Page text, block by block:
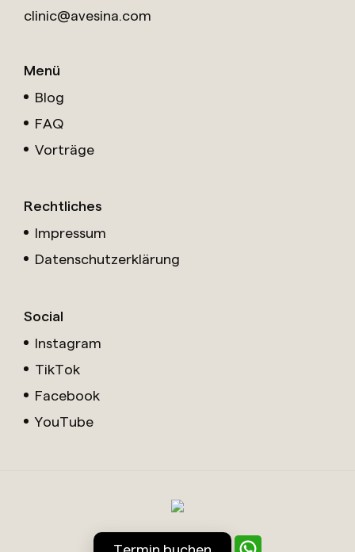
clinic@avesina.com
Menü
Blog
FAQ
Vorträge
Rechtliches
Impressum
Datenschutzerklärung
Social
Instagram
TikTok
Facebook
YouTube
Termin buchen